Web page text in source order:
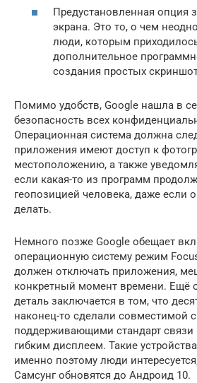
Предустановленная опция
экрана. Это то, о чем
люди, которым
дополнительное
создания простых
Помимо удобств, Google нашла в
безопасность всех
Операционная система должна
приложения имеют доступ к
местоположению, а также
если какая-то из программ
геопозицией человека, даже если
делать.
Немного позже Google обещает
операционную систему режим
должен отключать приложения,
конкретный момент времени. Ещё
деталь заключается в том, что
наконец-то сделали совместимой
поддерживающими стандарт связи
гибким дисплеем. Такие
именно поэтому люди
Самсунг обновятся до Андроид 10.